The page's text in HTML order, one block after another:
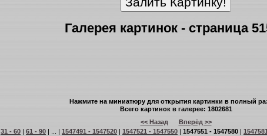
Галерея картинок - страница
Нажмите на миниатюру для открытия картинки в полный
Всего картинок в галерее: 1802681
<< Назад
Вперёд >>
31 - 60 | 61 - 90 | ... | 1547491 - 1547520 | 1547521 - 1547550 | 1547551 - 1547580 |